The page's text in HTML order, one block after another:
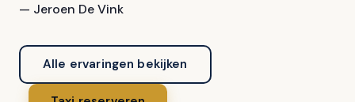
— Jeroen De Vink
Alle ervaringen bekijken